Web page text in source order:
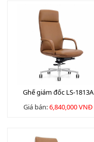
Ghế giám đốc LS-1813A
Giá bán:6,840,000 VNĐ